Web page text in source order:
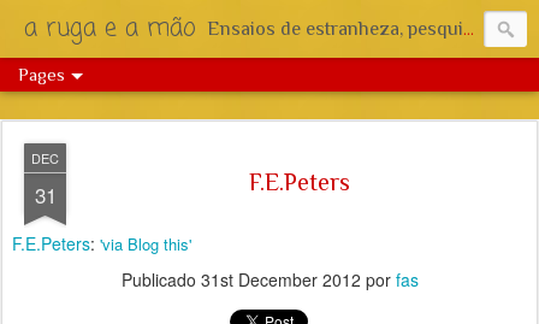
a ruga e a mão Ensaios de estranheza, pesquisa e reflexão.
Pages
DEC
31 F.E.Peters
F.E.Peters: 'via Blog this'
Publicado 31st December 2012 por fas